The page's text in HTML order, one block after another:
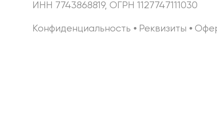
ИНН 7743868819, ОГРН 1127747111030
Конфиденциальность ⦁ Реквизиты ⦁